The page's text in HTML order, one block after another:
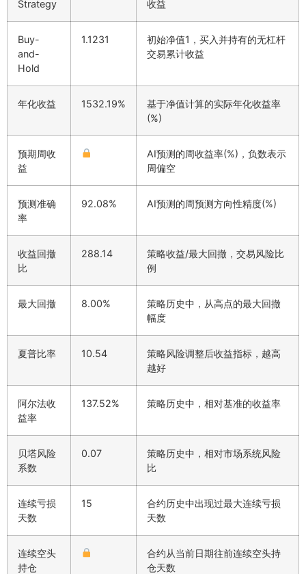
Strategy 收益
Buy-
and-
Hold
1.1231
初始净值1，买入并持有的无杠杆
交易累计收益
年化收益 1532.19%
基于净值计算的实际年化收益率
(%)
预期周收
益
AI预测的周收益率(%)，负数表示
周偏空
预测准确
率
92.08% AI预测的周预测方向性精度(%)
收益回撤
比
288.14
策略收益/最大回撤，交易风险比
例
最大回撤 8.00%
策略历史中，从高点的最大回撤
幅度
夏普比率 10.54
策略风险调整后收益指标，越高
越好
阿尔法收
益率
137.52% 策略历史中，相对基准的收益率
贝塔风险
系数
0.07
策略历史中，相对市场系统风险
比
连续亏损
天数
15
合约历史中出现过最大连续亏损
天数
连续空头
持仓
合约从当前日期往前连续空头持
仓天数